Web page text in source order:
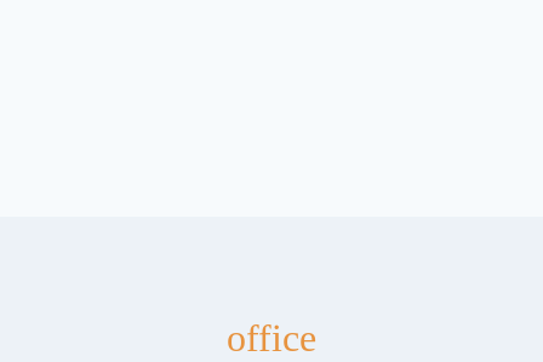
office